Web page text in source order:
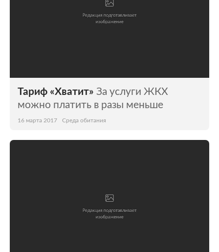
Тариф «Хватит» За услуги ЖКХ
можно платить в разы меньше
16 марта 2017 Среда обитания